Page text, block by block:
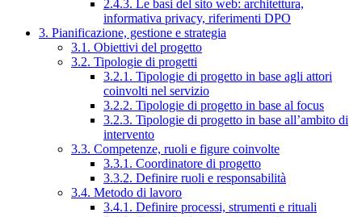
2.4.3. Le basi del sito web: architettura,
informativa privacy, riferimenti DPO
3. Pianificazione, gestione e strategia
3.1. Obiettivi del progetto
3.2. Tipologie di progetti
3.2.1. Tipologie di progetto in base agli attori
coinvolti nel servizio
3.2.2. Tipologie di progetto in base al focus
3.2.3. Tipologie di progetto in base all’ambito di
intervento
3.3. Competenze, ruoli e figure coinvolte
3.3.1. Coordinatore di progetto
3.3.2. Definire ruoli e responsabilità
3.4. Metodo di lavoro
3.4.1. Definire processi, strumenti e rituali